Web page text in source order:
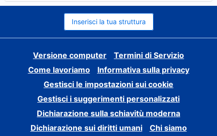
Inserisci la tua struttura
Versione computer
Termini di Servizio
Come lavoriamo
Informativa sulla privacy
Gestisci le impostazioni sui cookie
Gestisci i suggerimenti personalizzati
Dichiarazione sulla schiavitù moderna
Dichiarazione sui diritti umani
Chi siamo